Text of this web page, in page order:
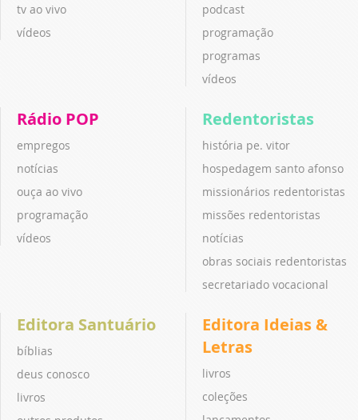
tv ao vivo
vídeos
podcast
programação
programas
vídeos
Rádio POP
empregos
notícias
ouça ao vivo
programação
vídeos
Redentoristas
história pe. vitor
hospedagem santo afonso
missionários redentoristas
missões redentoristas
notícias
obras sociais redentoristas
secretariado vocacional
Editora Santuário
bíblias
deus conosco
livros
Editora Ideias &
Letras
livros
coleções